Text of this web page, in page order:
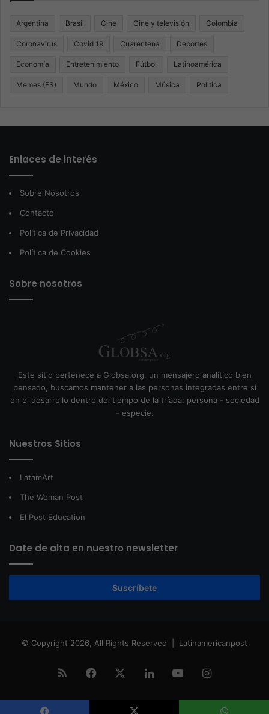
Argentina Brasil Cine Cine y televisión Colombia
Coronavirus Covid 19 Cuarentena Deportes
Economía Entretenimiento Fútbol Latinoamérica
Memes (ES) Mundo México Música Politica
Enlaces de interés
Sobre Nosotros
Contacto
Política de Privacidad
Política de Cookies
Sobre nosotros
Este sitio pertenece a Globsa.org, un mensajero analítico bien
pensado, buscamos mantener a las personas integradas entre sí
en el desarrollo dentro del tiempo de la tríada: persona - sociedad
- especie.
Nuestros Sitios
LatamArt
The Woman Post
El Post Education
Date de alta en nuestro newsletter
Suscríbete
© Copyright 2026, All Rights Reserved | Latinamericanpost
RSS Facebook LinkedInYouTubeInstagram